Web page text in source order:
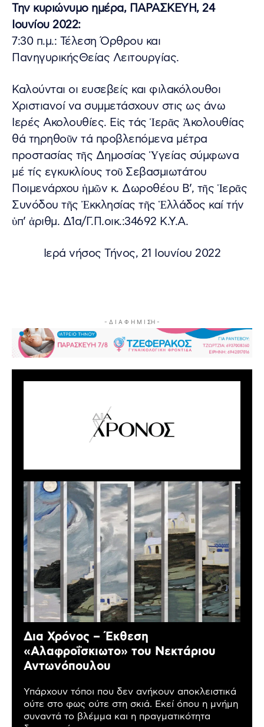
Την κυριώνυμο ημέρα, ΠΑΡΑΣΚΕΥΗ, 24
Ιουνίου 2022:
7:30 π.μ.: Τέλεση Όρθρου και
ΠανηγυρικήςΘείας Λειτουργίας.
Καλούνται οι ευσεβείς και φιλακόλουθοι
Χριστιανοί να συμμετάσχουν στις ως άνω
Ιερές Ακολουθίες. Εἰς τάς Ἱερᾶς Ἀκολουθίας
θά τηρηθοῦν τά προβλεπόμενα μέτρα
προστασίας τῆς Δημοσίας Ὑγείας σύμφωνα
μέ τίς εγκυκλίους τοῦ Σεβασμιωτάτου
Ποιμενάρχου ἡμῶν κ. Δωροθέου Β’, τῆς Ἱερᾶς
Συνόδου τῆς Ἐκκλησίας τῆς Ἑλλάδος καί τήν
ὑπ’ ἀριθμ. Δ1α/Γ.Π.οικ.:34692 Κ.Υ.Α.
Ιερά νήσος Τήνος, 21 Ιουνίου 2022
- Δ Ι Α Φ Η Μ Ι ΣΗ -
Δια Χρόνος – Έκθεση
«Αλαφροΐσκιωτο» του Νεκτάριου
Αντωνόπουλου
Υπάρχουν τόποι που δεν ανήκουν αποκλειστικά
ούτε στο φως ούτε στη σκιά. Εκεί όπου η μνήμη
συναντά το βλέμμα και η πραγματικότητα